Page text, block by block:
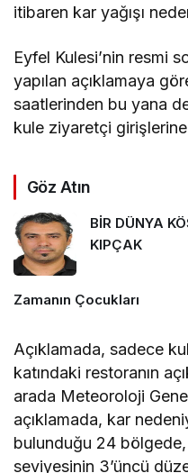
itibaren kar yağışı
Eyfel Kulesi’nin resmi
yapılan açıklamaya
saatlerinden bu yana
kule ziyaretçi girişlerine
Göz Atın
BİR DÜNYA
KIPÇAK
Zamanın Çocukları
Açıklamada, sadece
katındaki restoranın
arada Meteoroloji
açıklamada, kar
bulunduğu 24
seviyesinin 3’üncü